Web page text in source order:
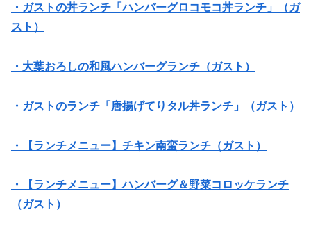
・ガストの丼ランチ「ハンバーグロコモコ丼ランチ」（ガ
スト）
・大葉おろしの和風ハンバーグランチ（ガスト）
・ガストのランチ「唐揚げてりタル丼ランチ」（ガスト）
・【ランチメニュー】チキン南蛮ランチ（ガスト）
・【ランチメニュー】ハンバーグ＆野菜コロッケランチ
（ガスト）